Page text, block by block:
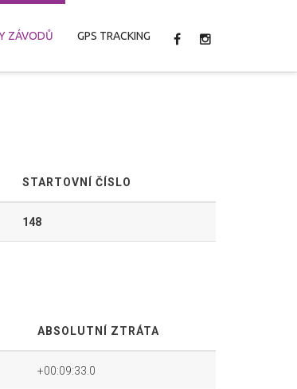
ZÁVODŮ GPS TRACKING
STARTOVNÍ ČÍSLO
148
ABSOLUTNÍ ZTRÁTA
+00:09:33.0